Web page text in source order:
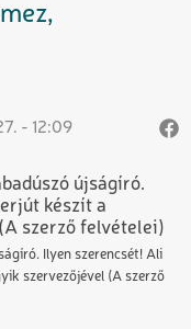
- 12:09
Ilyen szerencsét! Ali
szervezőjével (A szerző